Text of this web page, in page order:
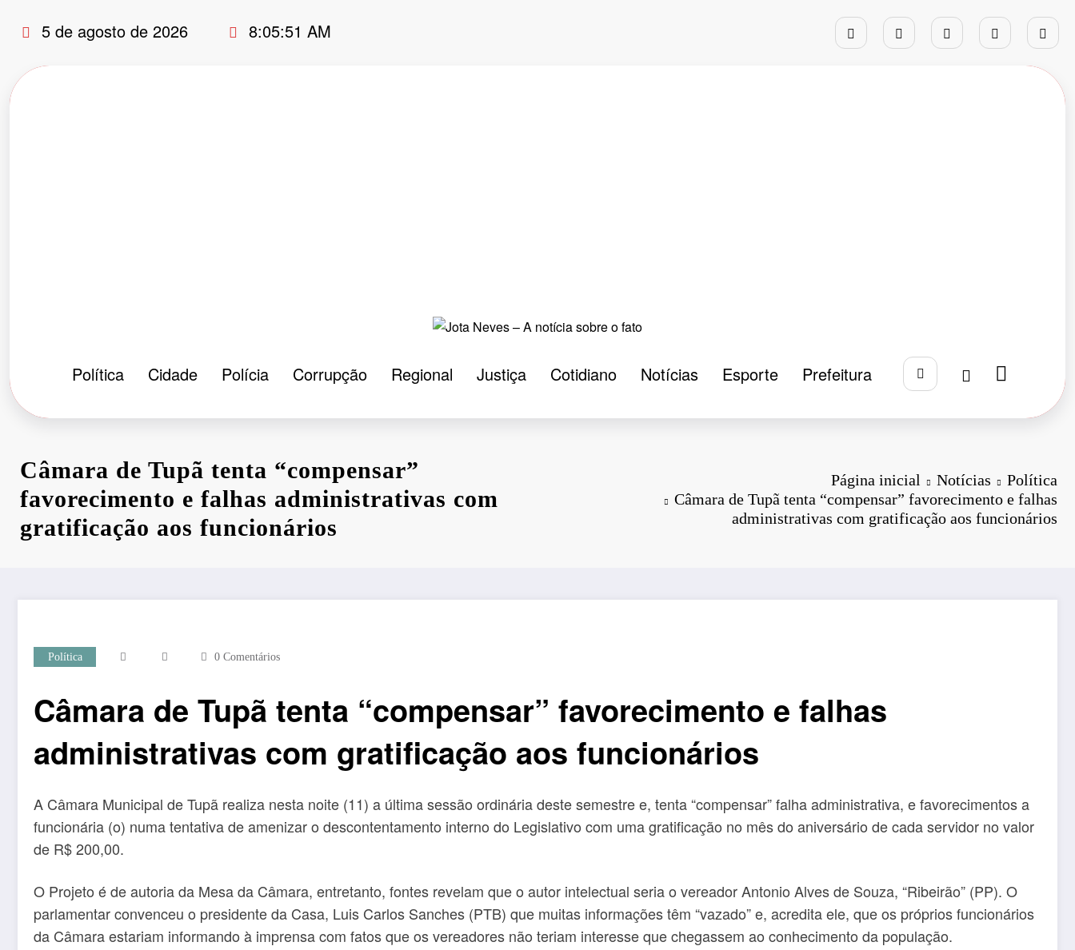
para
conteúdo
5 de agosto de 2026 8:05:52 AM
Política Cidade Polícia Corrupção Regional Justiça Cotidiano Notícias Esporte Prefeitura
Câmara de Tupã tenta “compensar”
favorecimento e falhas administrativas com
gratificação aos funcionários
Página inicial Notícias
Política
Câmara de Tupã tenta “compensar” favorecimento e falhas
administrativas com gratificação aos funcionários
Política 0 Comentários
Câmara de Tupã tenta “compensar” favorecimento e falhas
administrativas com gratificação aos funcionários
A Câmara Municipal de Tupã realiza nesta noite (11) a última sessão ordinária deste semestre e, tenta “compensar” falha administrativa, e favorecimentos a
funcionária (o) numa tentativa de amenizar o descontentamento interno do Legislativo com uma gratificação no mês do aniversário de cada servidor no valor
de R$ 200,00.
O Projeto é de autoria da Mesa da Câmara, entretanto, fontes revelam que o autor intelectual seria o vereador Antonio Alves de Souza, “Ribeirão” (PP). O
parlamentar convenceu o presidente da Casa, Luis Carlos Sanches (PTB) que muitas informações têm “vazado” e, acredita ele, que os próprios funcionários
da Câmara estariam informando à imprensa com fatos que os vereadores não teriam interesse que chegassem ao conhecimento da população.